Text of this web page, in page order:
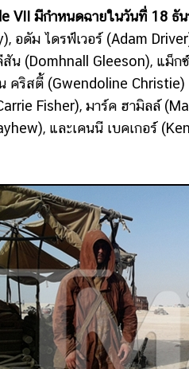
VII มีกำหนดฉายในวันที่ 18 ธั
อดัม ไดรฟ์เวอร์ (Adam
น (Domhnall Gleeson), แม็ก
คริสตี้ (Gwendoline
Fisher), มาร์ค ฮามิลล์
และเคนนี เบคเกอร์